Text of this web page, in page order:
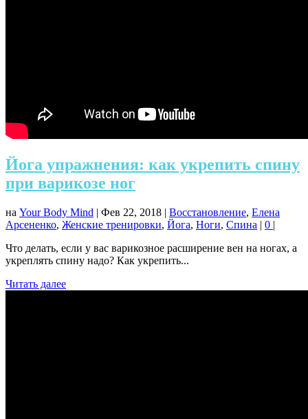
Йога упражнения: как укрепить спину
при варикозе ног
на Your Body Mind | Фев 22, 2018 | Восстановление, Елена
Арсененко, Женские тренировки, Йога, Ноги, Спина | 0 |
Что делать, если у вас варикозное расширение вен на ногах, а
укреплять спину надо? Как укрепить...
Читать далее